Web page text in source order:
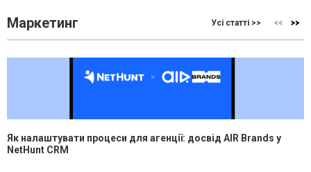
Маркетинг Усі статті >>
Як налаштувати процеси для агенції: досвід AIR Brands у
NetHunt CRM